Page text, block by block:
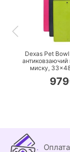
Dexas Pet
антиковзаючий
миску,